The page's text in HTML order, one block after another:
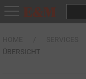
ÜBERSICHT